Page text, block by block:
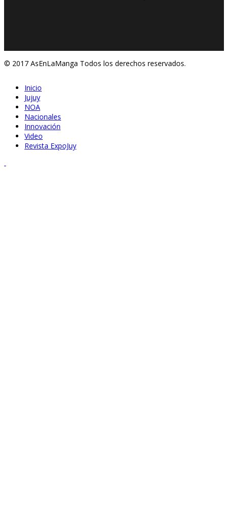
© 2017 AsEnLaManga Todos los derechos reservados.
Inicio
Jujuy
NOA
Nacionales
Innovación
Video
Revista ExpoJuy